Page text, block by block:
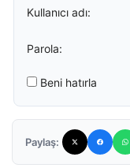
Kullanıcı adı:
Parola:
Beni hatırla
Paylaş: